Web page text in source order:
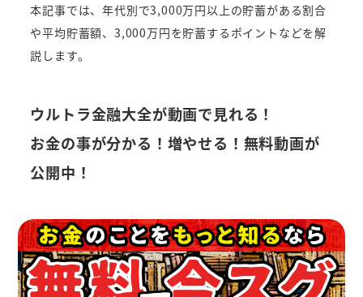
本記事では、年代別で3,000万円以上の貯蓄がある割合
や平均貯蓄額、3,000万円を貯蓄するポイントなどを解
説します。
ウルトラ金融大全が動画で見れる！
お金の事が分かる！増やせる！無料動画が
公開中！